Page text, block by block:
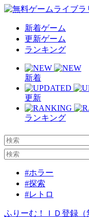
新着ゲーム
更新ゲーム
ランキング
新着
更新
ランキング
#ホラー
#探索
#レトロ
ふりーむ！ＩＤ登録（